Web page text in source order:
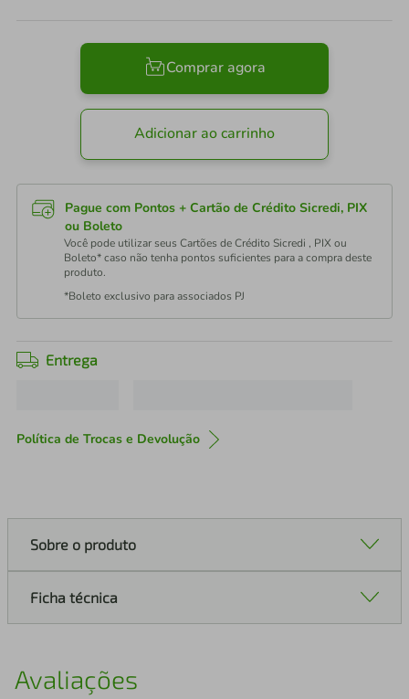
Comprar agora
Adicionar ao carrinho
Pague com Pontos + Cartão de Crédito Sicredi, PIX
ou Boleto
Você pode utilizar seus Cartões de Crédito Sicredi , PIX ou
Boleto* caso não tenha pontos suficientes para a compra deste
produto.
*Boleto exclusivo para associados PJ
Entrega
Política de Trocas e Devolução
Sobre o produto
Ficha técnica
Avaliações